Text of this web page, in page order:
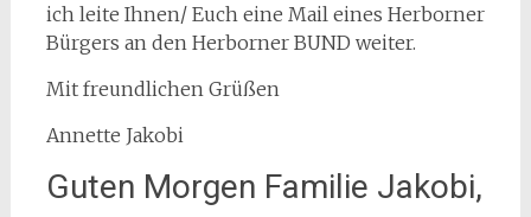
ich leite Ihnen/ Euch eine Mail eines Herborner
Bürgers an den Herborner BUND weiter.
Mit freundlichen Grüßen
Annette Jakobi
Guten Morgen Familie Jakobi,